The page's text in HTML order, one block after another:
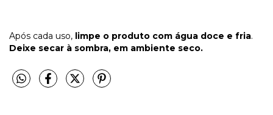
Após cada uso, limpe o produto com água doce e fria.
Deixe secar à sombra, em ambiente seco.